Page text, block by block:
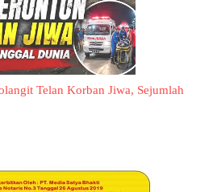
Telan Korban Jiwa, Sejumlah